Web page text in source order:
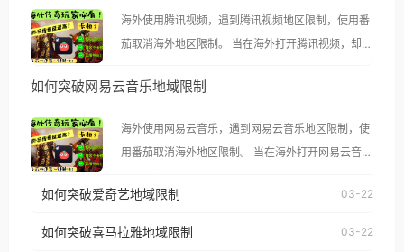
海外使用腾讯视频，遇到腾讯视频地区限制，使用番
茄取消海外地区限制。 当在海外打开腾讯视频，却突
示语。 海外用户如香港、澳门、台湾、美国、加拿
像其他音乐平台一样，出现地区及版权限制问题，且
仅能在中国大陆地区播放。 遇到这个问题的朋友们，
使用番茄回国加速器，即可解决「海外用户收听腾讯
台湾、美国、加拿大、澳大利亚、欧洲等国家和地区
如何突破网易云音乐地域限制
海外使用网易云音乐，遇到网易云音乐地区限制，使
用番茄取消海外地区限制。 当在海外打开网易云音
播放”的提示语。 海外用户如香港、澳门、台湾、美
国、加拿大、澳大利亚、欧洲等国家和地区时，网易
如何突破爱奇艺地域限制 03-22
如何突破喜马拉雅地域限制 03-22